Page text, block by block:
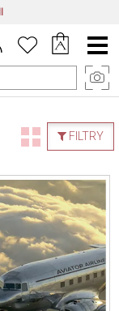
Menu
główne
FILTRY